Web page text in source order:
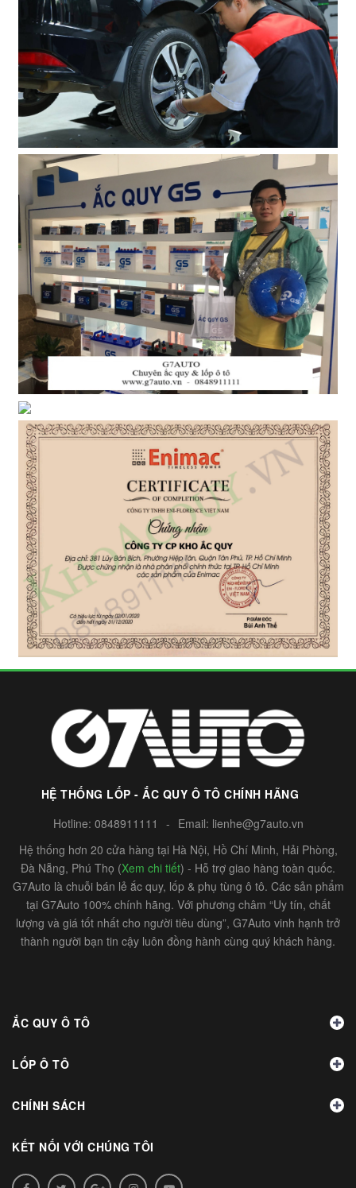
HỆ THỐNG LỐP - ẮC QUY Ô TÔ CHÍNH HÃNG
Hotline: 0848911111 - Email: lienhe@g7auto.vn
Hệ thống hơn 20 cửa hàng tại Hà Nội, Hồ Chí Minh, Hải Phòng,
Đà Nẵng, Phú Thọ (Xem chi tiết) - Hỗ trợ giao hàng toàn quốc.
G7Auto là chuỗi bán lẻ ắc quy, lốp & phụ tùng ô tô. Các sản phẩm
tại G7Auto 100% chính hãng. Với phương châm “Uy tín, chất
lượng và giá tốt nhất cho người tiêu dùng”, G7Auto vinh hạnh trở
thành người bạn tin cậy luôn đồng hành cùng quý khách hàng.
ẮC QUY Ô TÔ
LỐP Ô TÔ
CHÍNH SÁCH
KẾT NỐI VỚI CHÚNG TÔI